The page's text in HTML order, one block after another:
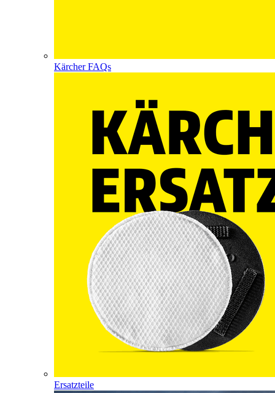
Kärcher FAQs
Ersatzteile